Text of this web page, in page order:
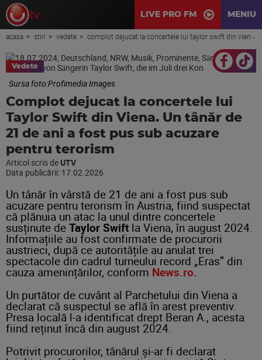
LIVE PRO FM MENIU
acasa stiri vedete complot dejucat la concertele lui taylor swift din viena. un tânăr de 21 de ani a fost pus sub acuzare pentru terorism
Vedete
Sursa foto:Profimedia Images
Complot dejucat la concertele lui
Taylor Swift din Viena. Un tânăr de
21 de ani a fost pus sub acuzare
pentru terorism
Articol scris de UTV
Data publicării: 17.02.2026
Un tânăr în vârstă de 21 de ani a fost pus sub
acuzare pentru terorism în Austria, fiind suspectat
că plănuia un atac la unul dintre concertele
susținute de Taylor Swift la Viena, în august 2024.
Informațiile au fost confirmate de procurorii
austrieci, după ce autoritățile au anulat trei
spectacole din cadrul turneului record „Eras” din
cauza amenințărilor, conform News.ro.
Un purtător de cuvânt al Parchetului din Viena a
declarat că suspectul se află în arest preventiv.
Presa locală l-a identificat drept Beran A., acesta
fiind reținut încă din august 2024.
Potrivit procurorilor, tânărul și-ar fi declarat